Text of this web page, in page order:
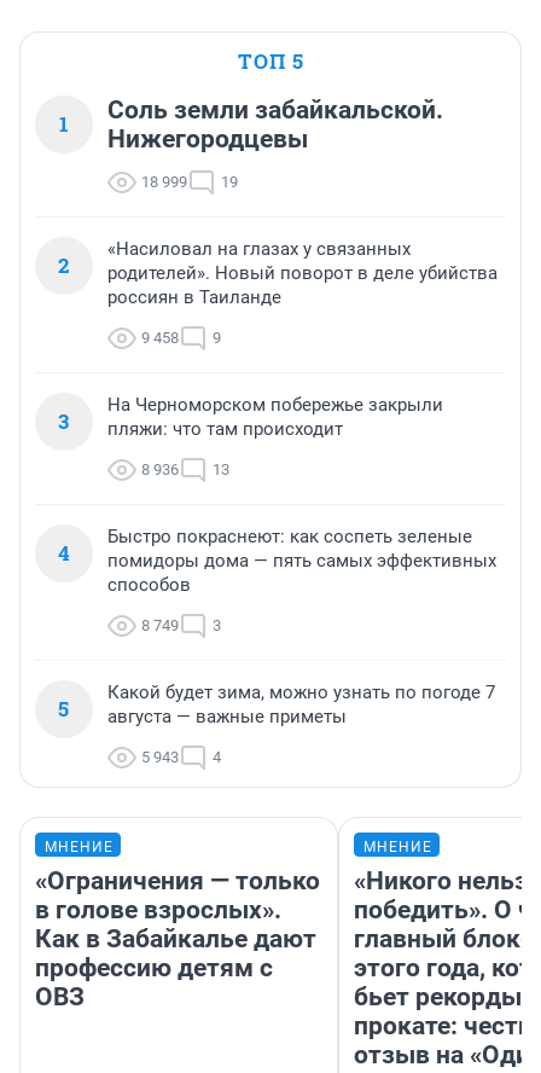
ТОП 5
1
Соль земли забайкальской.
Нижегородцевы
18 999 19
2
«Насиловал на глазах у связанных
родителей». Новый поворот в деле убийства
россиян в Таиланде
9 458 9
3
На Черноморском побережье закрыли
пляжи: что там происходит
8 936 13
4
Быстро покраснеют: как соспеть зеленые
помидоры дома — пять самых эффективных
способов
8 749 3
5
Какой будет зима, можно узнать по погоде 7
августа — важные приметы
5 943 4
МНЕНИЕ
«Ограничения — только
в голове взрослых».
Как в Забайкалье дают
профессию детям с
ОВЗ
МНЕНИЕ
«Никого нельзя
победить». О
главный
этого года,
бьет рекорды в
прокате:
отзыв на